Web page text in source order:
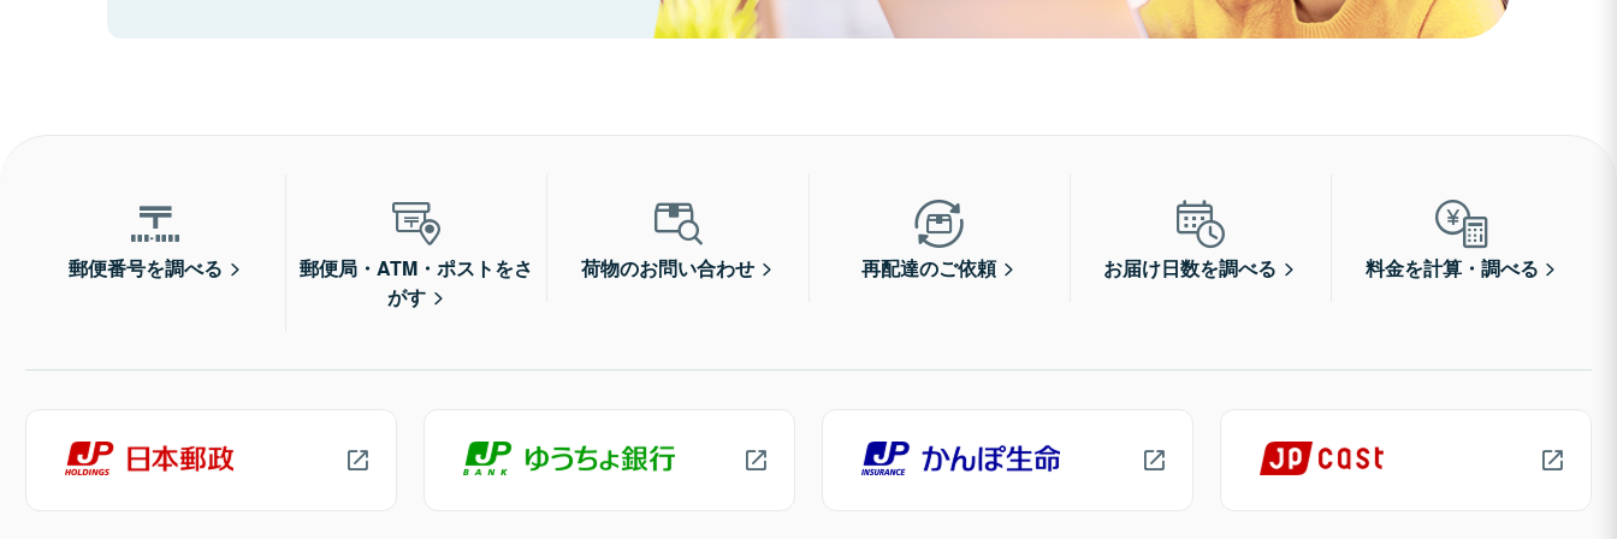
郵便番号を調べる
郵便局・ATM・ポストをさ
がす
荷物のお問い合わせ 再配達のご依頼 お届け日数を調べる 料金を計算・調べる